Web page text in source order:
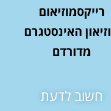
רייקסמוזיאום
האינסטגרם
מדורדם
חשוב לדעת